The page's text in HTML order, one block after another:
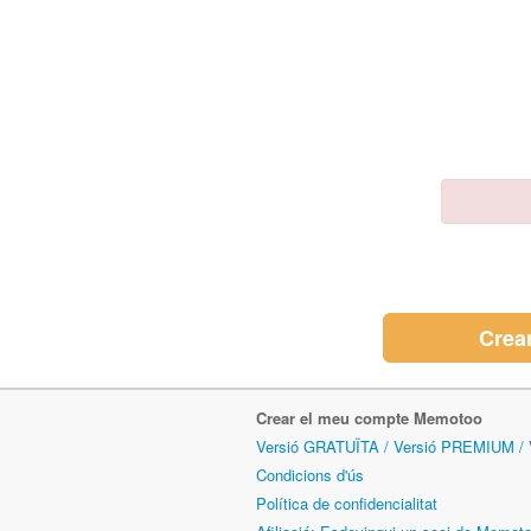
Crear el meu compte Memotoo
Versió GRATUÏTA / Versió PREMIUM
Condicions d'ús
Política de confidencialitat